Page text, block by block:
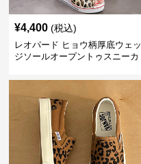
¥4,400 (税込)
レオパード ヒョウ柄厚底ウェッ
ジソールオープントゥスニーカ